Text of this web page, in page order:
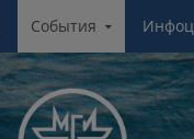
События